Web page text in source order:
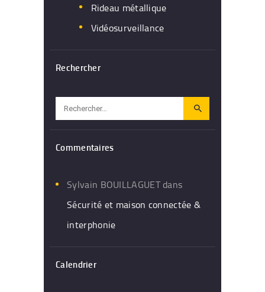
Rideau métallique
Vidéosurveillance
Rechercher
Commentaires
Sylvain BOUILLAGUETdans
Sécurité et maison connectée &
interphonie
Calendrier